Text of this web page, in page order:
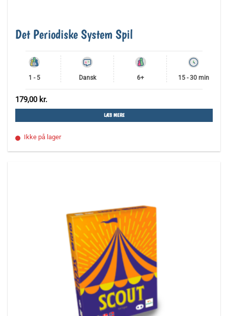
Det Periodiske System Spil
1 - 5 Dansk 6+ 15 - 30 min
179,00 kr.
LÆS MERE
Ikke på lager